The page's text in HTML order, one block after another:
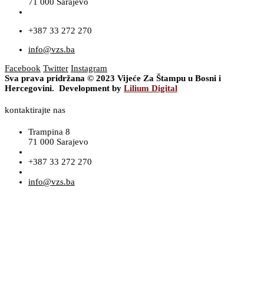
+387 33 272 270
info@vzs.ba
Facebook Twitter Instagram
Sva prava pridržana © 2023 Vijeće Za Štampu u Bosni i
Hercegovini. Development by Lilium Digital
kontaktirajte nas
Trampina 8
71 000 Sarajevo
+387 33 272 270
info@vzs.ba